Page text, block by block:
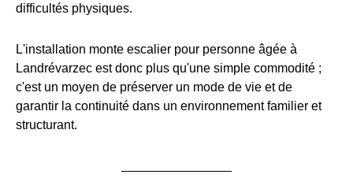
difficultés physiques.
L'installation monte escalier pour personne âgée à
Landrévarzec est donc plus qu'une simple commodité ;
c'est un moyen de préserver un mode de vie et de
garantir la continuité dans un environnement familier et
structurant.